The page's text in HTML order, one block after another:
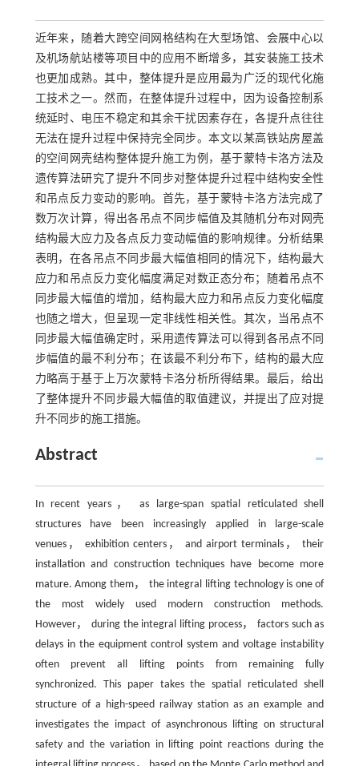
近年来，随着大跨空间网格结构在大型场馆、会展中心以
及机场航站楼等项目中的应用不断增多，其安装施工技术
也更加成熟。其中，整体提升是应用最为广泛的现代化施
工技术之一。然而，在整体提升过程中，因为设备控制系
统延时、电压不稳定和其余干扰因素存在，各提升点往往
无法在提升过程中保持完全同步。本文以某高铁站房屋盖
的空间网壳结构整体提升施工为例，基于蒙特卡洛方法及
遗传算法研究了提升不同步对整体提升过程中结构安全性
和吊点反力变动的影响。首先，基于蒙特卡洛方法完成了
数万次计算，得出各吊点不同步幅值及其随机分布对网壳
结构最大应力及各点反力变动幅值的影响规律。分析结果
表明，在各吊点不同步最大幅值相同的情况下，结构最大
应力和吊点反力变化幅度满足对数正态分布；随着吊点不
同步最大幅值的增加，结构最大应力和吊点反力变化幅度
也随之增大，但呈现一定非线性相关性。其次，当吊点不
同步最大幅值确定时，采用遗传算法可以得到各吊点不同
步幅值的最不利分布；在该最不利分布下，结构的最大应
力略高于基于上万次蒙特卡洛分析所得结果。最后，给出
了整体提升不同步最大幅值的取值建议，并提出了应对提
升不同步的施工措施。
Abstract
In recent years， as large-span spatial reticulated shell
structures have been increasingly applied in large-scale
venues， exhibition centers， and airport terminals， their
installation and construction techniques have become more
mature. Among them， the integral lifting technology is one of
the most widely used modern construction methods.
However， during the integral lifting process， factors such as
delays in the equipment control system and voltage instability
often prevent all lifting points from remaining fully
synchronized. This paper takes the spatial reticulated shell
structure of a high-speed railway station as an example and
investigates the impact of asynchronous lifting on structural
safety and the variation in lifting point reactions during the